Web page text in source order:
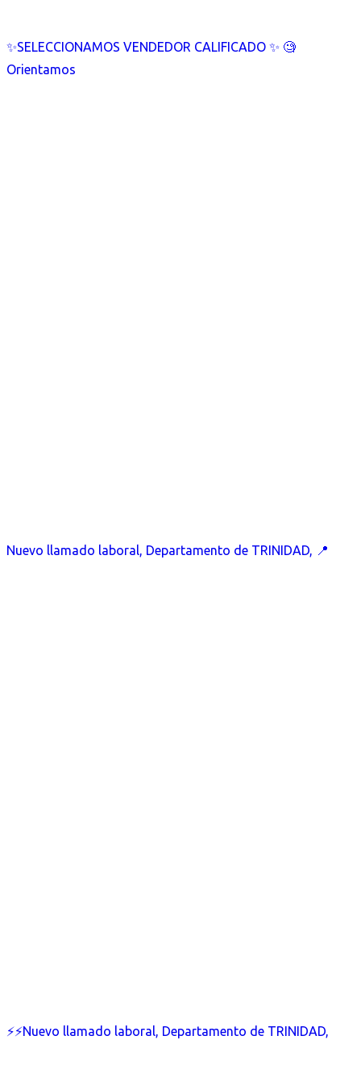
✨SELECCIONAMOS VENDEDOR CALIFICADO ✨ 🧐
Orientamos
Nuevo llamado laboral, Departamento de TRINIDAD, 📍
⚡⚡Nuevo llamado laboral, Departamento de TRINIDAD,